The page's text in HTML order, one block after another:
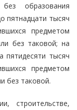
без образования
пятнадцати тысяч
предметом
без таковой; на
пятидесяти тысяч
предметом
без таковой.
строительстве,